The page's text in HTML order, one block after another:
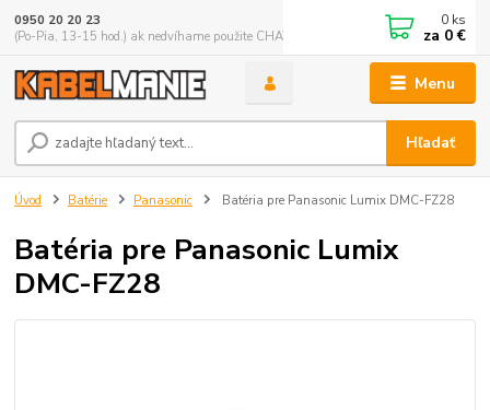
Menu
Hľadať
0950 20 20 23
(Po-Pia, 13-15 hod.) ak nedvíhame použite CHATBOX
0 ks
za 0 €
Úvod Batérie Panasonic Batéria pre Panasonic Lumix DMC-FZ28
Batéria pre Panasonic Lumix
DMC-FZ28